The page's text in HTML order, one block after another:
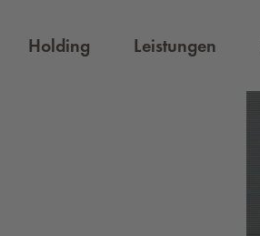
Holding Leistungen